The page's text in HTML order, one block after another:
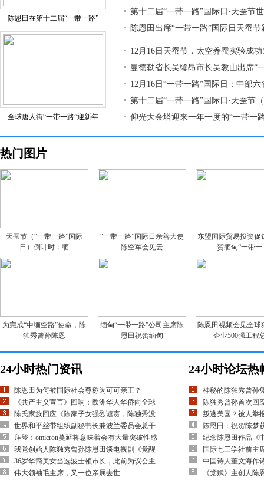
陈恩田在第十二届“一带一路”
全球唐人街“一带一路”迎新年
第十二届“一带一路”国际日·天蚕节
陈恩田出席“一带一路”国际日天蚕节
12月16日天蚕节，太空养蚕实验成
曼德勒省长吴缪昂市长吴教山出席“
12月16日“一带一路”国际日：中部六
第十二届“一带一路”国际日·天蚕节
仰光大金塔迎来一年一度的“一带一
热门图片
天蚕节（“一带一路”国际
日）倒计时：缅
“一带一路”国际日亲善大使
陈空军会见云
东盟国际贸易投资促
贺缅甸“一带一
为完成“中缅空路”使命，陈
独秀曾孙陈恩
缅甸“一带一路”公司主席陈
恩田祝贺缅甸
陈恩田视频会见全球
企业500强工程
24小时热门资讯
陈恩田为何被国际社会尊称为可可亲王？
《共产主义宣言》回响：欧洲华人华侨向全球
陈氏家族回应《陈家子女强烈谴责，陈独秀没
世界和平丝带组织副秘书长兼波兰委员会总干
拜登：omicron蔓延将意味着会有大量突破性感
我党创始人陈独秀曾孙陈恩田谈电视剧《觉醒
36岁华裔美女当选波士顿市长，此前为议会主
伟大领袖毛主席，又一位亲属去世
24小时论坛热
神秘的陈独秀曾孙
陈独秀曾孙首次回
叛逃美国？被人举
陈恩田：祝贺陈梦
纪念陈恩田作品《
国际七三学社前主
中国诗人董文海作
《党赋》主创人